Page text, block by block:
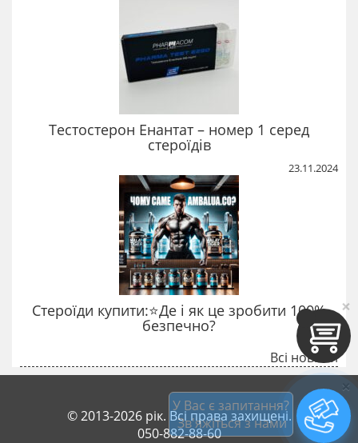
Тестостерон Енантат – номер 1 серед
стероїдів
23.11.2024
Стероїди купити:⭐Де і як це зробити 100%
безпечно?
Всі новини
© 2013-2026 рік. Всі права захищені.
050-882-88-60
×
У Вас є запитання?
Зв'яжіться з нами
×